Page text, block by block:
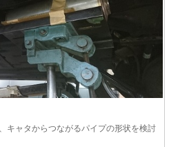
キャタからつながるパイプの形状を検討